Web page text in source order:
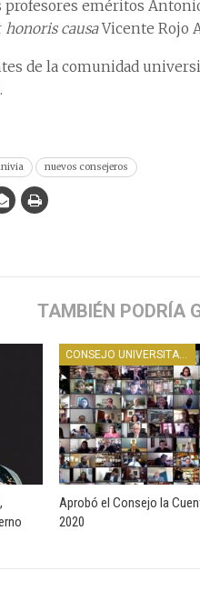
profesores eméritos
honoris causaVicente Rojo
de la comunidad
nuevos consejeros
TAMBIÉN PODRÍA
CONSEJO UNIVERSITARIO
Aprobó el Consejo la
2020